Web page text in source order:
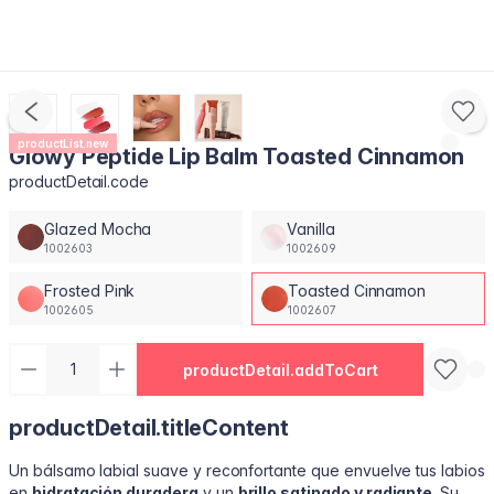
productList.new
Glowy Peptide Lip Balm Toasted Cinnamon
productDetail.code
Glazed Mocha
1002603
Vanilla
1002609
Frosted Pink
1002605
Toasted Cinnamon
1002607
productDetail.addToCart
productDetail.titleContent
Un bálsamo labial suave y reconfortante que envuelve tus labios